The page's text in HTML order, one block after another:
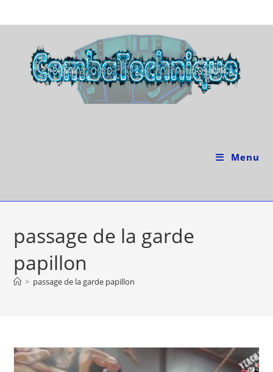
to
Menu
passage de la garde
papillon
> passage de la garde papillon